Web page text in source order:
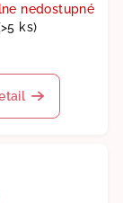
nedostupné
ks)